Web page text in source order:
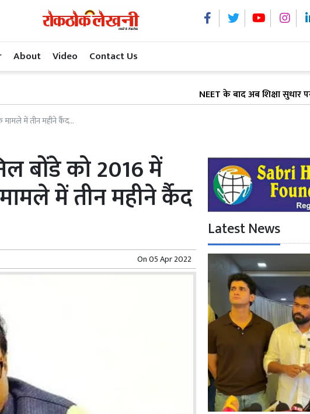
About Video Contact Us
NEET के बाद अब शिक्षा सुधार पर
में तीन महीने र्कैद...
बोंडे को 2016 में
में तीन महीने र्कैद
On05 Apr 2022
Latest News